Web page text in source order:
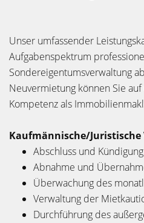
Unser umfassender
Aufgabenspektrum
Sondereigentumsverwaltung
Neuvermietung können Sie
Kompetenz als
Kaufmännische/
Abschluss und
Abnahme und
Überwachung des
Verwaltung der
Durchführung des